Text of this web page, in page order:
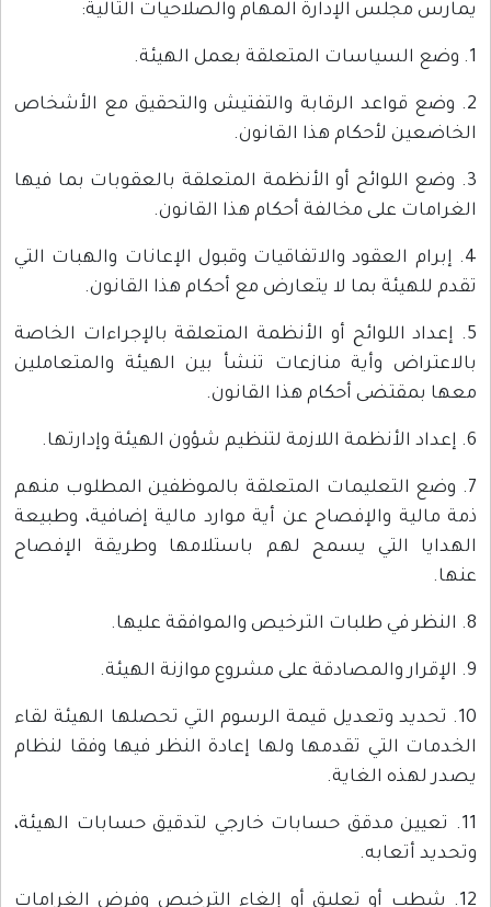
يمارس مجلس الإدارة المهام والصلاحيات التالية:
1. وضع السياسات المتعلقة بعمل الهيئة.
2. وضع قواعد الرقابة والتفتيش والتحقيق مع الأشخاص
الخاضعين لأحكام هذا القانون.
3. وضع اللوائح أو الأنظمة المتعلقة بالعقوبات بما فيها
الغرامات على مخالفة أحكام هذا القانون.
4. إبرام العقود والاتفاقيات وقبول الإعانات والهبات التي
تقدم للهيئة بما لا يتعارض مع أحكام هذا القانون.
5. إعداد اللوائح أو الأنظمة المتعلقة بالإجراءات الخاصة
بالاعتراض وأية منازعات تنشأ بين الهيئة والمتعاملين
معها بمقتضى أحكام هذا القانون.
6. إعداد الأنظمة اللازمة لتنظيم شؤون الهيئة وإدارتها.
7. وضع التعليمات المتعلقة بالموظفين المطلوب منهم
ذمة مالية والإفصاح عن أية موارد مالية إضافية، وطبيعة
الهدايا التي يسمح لهم باستلامها وطريقة الإفصاح
عنها.
8. النظر في طلبات الترخيص والموافقة عليها.
9. الإقرار والمصادقة على مشروع موازنة الهيئة.
10. تحديد وتعديل قيمة الرسوم التي تحصلها الهيئة لقاء
الخدمات التي تقدمها ولها إعادة النظر فيها وفقا لنظام
يصدر لهذه الغاية.
11. تعيين مدقق حسابات خارجي لتدقيق حسابات الهيئة،
وتحديد أتعابه.
12. شطب أو تعليق أو إلغاء الترخيص وفرض الغرامات